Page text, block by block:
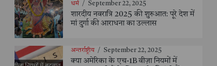
धर्म / September 22, 2025
शारदीय नवरात्रि 2025 की शुरुआत: पूरे देश में
मां दुर्गा की आराधना का उल्लास
अन्तर्राष्ट्रीय / September 22, 2025
क्या अमेरिका के एच-1B वीज़ा नियमों में